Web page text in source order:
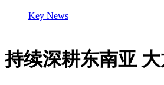
Key News
持续深耕东南亚